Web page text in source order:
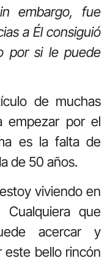
embargo, fue
a Él consiguió
por si le puede
de muchas
empezar por el
es la falta de
de 50 años.
viviendo en
que
acercar y
este bello rincón